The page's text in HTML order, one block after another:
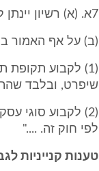
7א. (א) רשיון יינתן לתקופה של 15 שנים;"
(ב) על אף האמור
(1) לקבוע תקופת
שיפרט, ובלבד
(2) לקבוע סוגי
לפי חוק זה. ...."
טענות קנייניות